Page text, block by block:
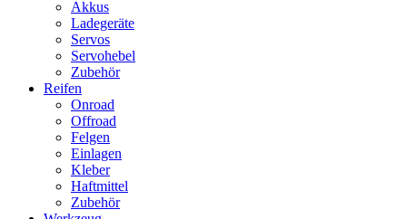
Akkus
Ladegeräte
Servos
Servohebel
Zubehör
Reifen
Onroad
Offroad
Felgen
Einlagen
Kleber
Haftmittel
Zubehör